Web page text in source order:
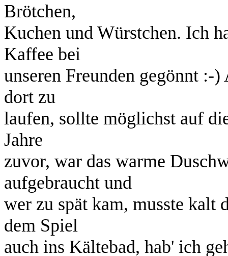
Brötchen,
Kuchen und Würstchen. Ich
Kaffee bei
unseren Freunden gegönnt :-
dort zu
laufen, sollte möglichst auf
Jahre
zuvor, war das warme
aufgebraucht und
wer zu spät kam, musste kalt
dem Spiel
auch ins Kältebad, hab' ich